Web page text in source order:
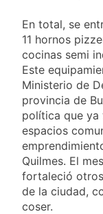
En total, se
11 hornos
cocinas semi
Este
Ministerio de
provincia de
política que ya
espacios
Quilmes. El
fortaleció
de la ciudad,
coser.